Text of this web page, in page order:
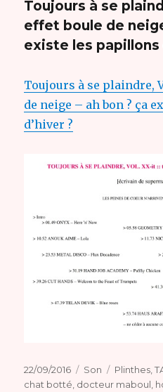
Toujours à se
effet boule de
existe les papillons
Toujours à se plaindre,
de neige – ah bon ? ça
d’hiver ?
Publié
le
22/09/2016 Format
Son Plinthes ,
chat botté docteur maboul